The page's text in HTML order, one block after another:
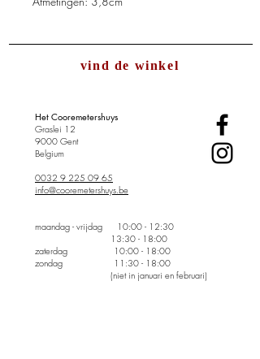
vind de winkel
Het Cooremetershuys
Graslei 12
9000 Gent
Belgium
0032 9 225 09 65
info@cooremetershuys.be
maandag - vrijdag
10:00 - 12:30
13:30 - 18:00
zaterdag 10:00 - 18:00
zondag 11:30 - 18:00
(niet in januari en februari)